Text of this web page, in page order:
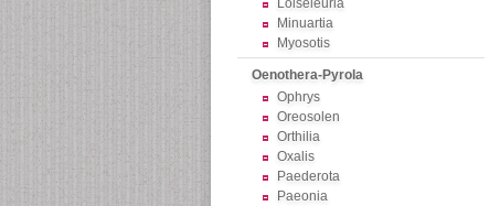
Loiseleuria
Minuartia
Myosotis
Oenothera-Pyrola
Ophrys
Oreosolen
Orthilia
Oxalis
Paederota
Paeonia